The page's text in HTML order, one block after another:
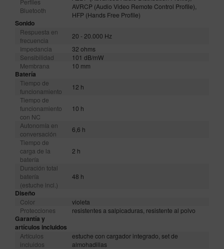
Bluetooth
AVRCP (Audio Video Remote Control Profile),
HFP (Hands Free Profile)
Sonido
Respuesta en
frecuencia
20 - 20.000 Hz
Impedancia
32 ohms
Sensibilidad
101 dB/mW
Membrana
10 mm
Batería
Tiempo de
funcionamiento
12 h
Tiempo de
funcionamiento
con NC
10 h
Autonomía en
conversación
6,6 h
Tiempo de
carga de la
batería
2 h
Duración total
batería
(estuche incl.)
48 h
Diseño
Color
violeta
Protecciones
resistentes a salpicaduras, resistente al polvo
Garantía y
artículos incluidos
Artículos
incluidos
estuche con cargador integrado, set de
almohadillas